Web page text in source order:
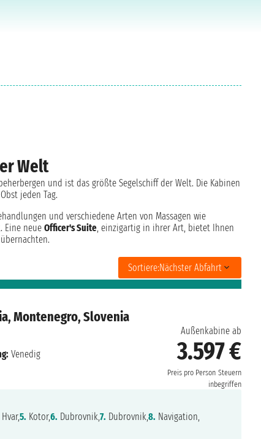
Welt
und ist das größte Segelschiff der Welt. Die Kabinen
jeden Tag.
und verschiedene Arten von Massagen wie
Eine neueOfficer's Suite, einzigartig in ihrer Art, bietet Ihnen
Sortiere:Nächster Abfahrt
Montenegro, Slovenia
Außenkabine ab
3.597 €
Preis pro Person Steuern
inbegriffen
Venedig
Hvar,5. Kotor,6. Dubrovnik,7. Dubrovnik,8. Navigation,